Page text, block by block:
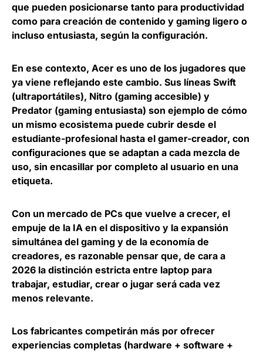
que pueden posicionarse tanto para productividad
como para creación de contenido y gaming ligero o
incluso entusiasta, según la configuración.
En ese contexto, Acer es uno de los jugadores que
ya viene reflejando este cambio. Sus líneas Swift
(ultraportátiles), Nitro (gaming accesible) y
Predator (gaming entusiasta) son ejemplo de cómo
un mismo ecosistema puede cubrir desde el
estudiante-profesional hasta el gamer-creador, con
configuraciones que se adaptan a cada mezcla de
uso, sin encasillar por completo al usuario en una
etiqueta.
Con un mercado de PCs que vuelve a crecer, el
empuje de la IA en el dispositivo y la expansión
simultánea del gaming y de la economía de
creadores, es razonable pensar que, de cara a
2026 la distinción estricta entre laptop para
trabajar, estudiar, crear o jugar será cada vez
menos relevante.
Los fabricantes competirán más por ofrecer
experiencias completas (hardware + software +